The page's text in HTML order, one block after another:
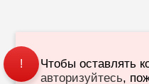
!
Чтобы оставлять
авторизуйтесь,